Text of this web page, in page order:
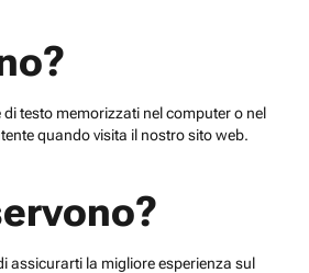
testo memorizzati nel computer o nel
quando visita il nostro sito web.
assicurarti la migliore esperienza sul